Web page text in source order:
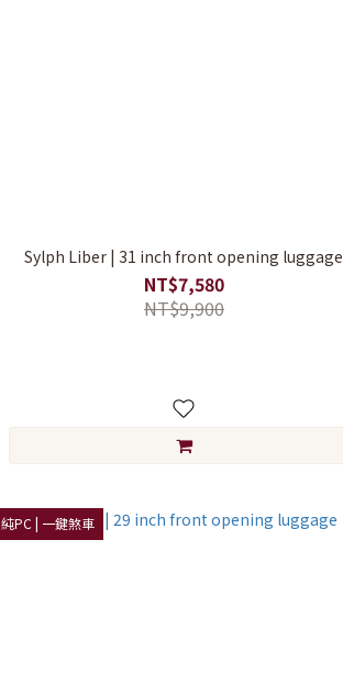
Sylph Liber | 31 inch front opening luggage
NT$7,580
NT$9,900
純PC | 一鍵煞車